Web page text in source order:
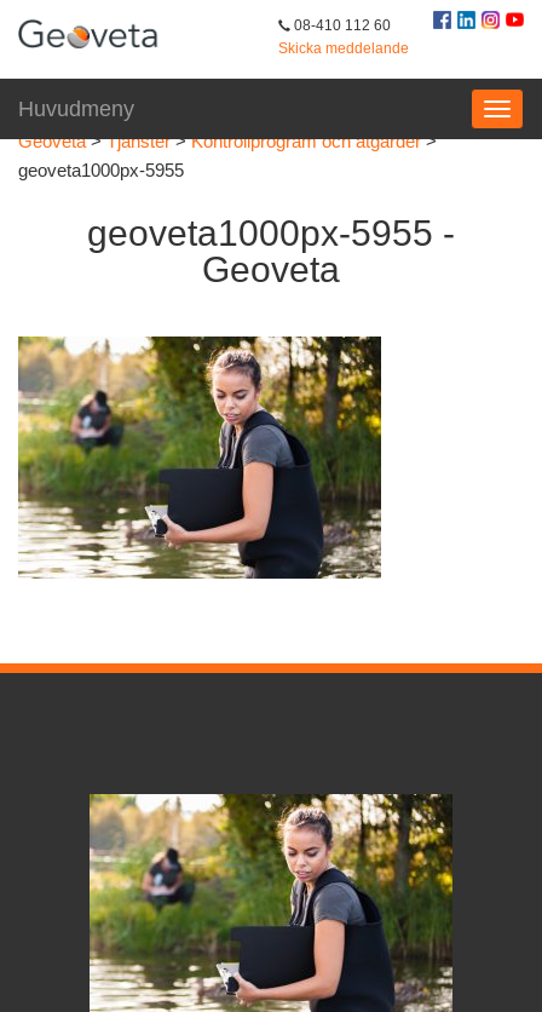
08-410 112 60
Skicka meddelande
Huvudmeny
Geoveta>Tjänster>Kontrollprogram och åtgärder>
geoveta1000px-5955
geoveta1000px-5955 -
Geoveta